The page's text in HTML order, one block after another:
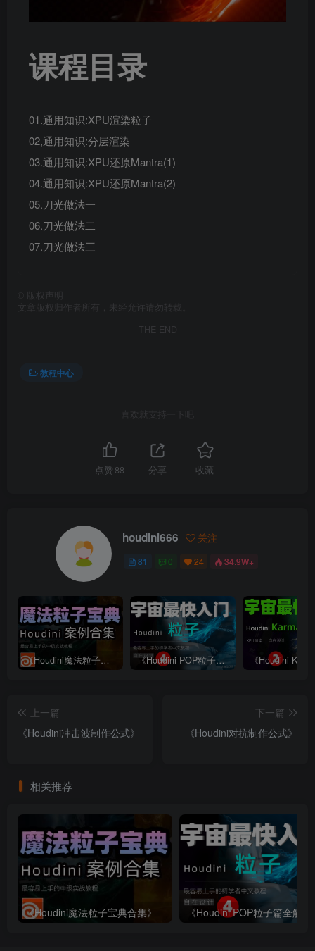
课程目录
01.通用知识:XPU渲染粒子
02,通用知识:分层渲染
03.通用知识:XPU还原Mantra(1)
04.通用知识:XPU还原Mantra(2)
05.刀光做法一
06.刀光做法二
07.刀光做法三
版权声明
文章版权归作者所有，未经允许请勿转载。
THE END
教程中心
喜欢就支持一下吧
点赞 88 分享 收藏
houdini666 关注
81 0 24 34.9W+
《Houdini魔法粒子宝典合集》 《Houdini POP粒子篇全解析》—— 宇宙最快入门系列④
上一篇
《Houdini冲击波制作公式》
下一篇
《Houdini对抗制作公式》
相关推荐
《Houdini魔法粒子宝典合集》